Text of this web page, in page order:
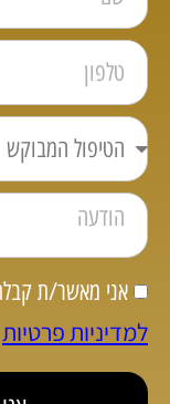
אני מאשר/ת
למדיניות פרטיות